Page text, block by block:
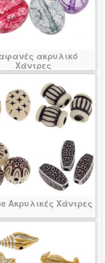
ακρυλικό
Χάντρες
Ακρυλικές Χάντρες